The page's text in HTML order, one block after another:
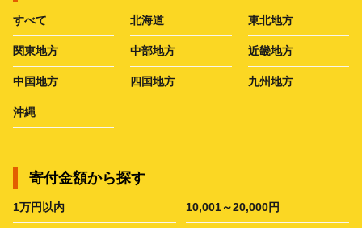
すべて 北海道 東北地方
関東地方 中部地方 近畿地方
中国地方 四国地方 九州地方
沖縄
寄付金額から探す
1万円以内 10,001～20,000円